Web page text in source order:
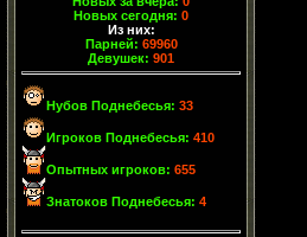
Новых сегодня: 0
Из них:
Парней: 69960
Девушек: 901
Нубов Поднебесья: 33
Игроков Поднебесья: 410
Опытных игроков: 655
Знатоков Поднебесья: 4